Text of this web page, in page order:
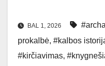
BAL 1, 2026
prokalbė, #kalbos
#kirčiavimas,